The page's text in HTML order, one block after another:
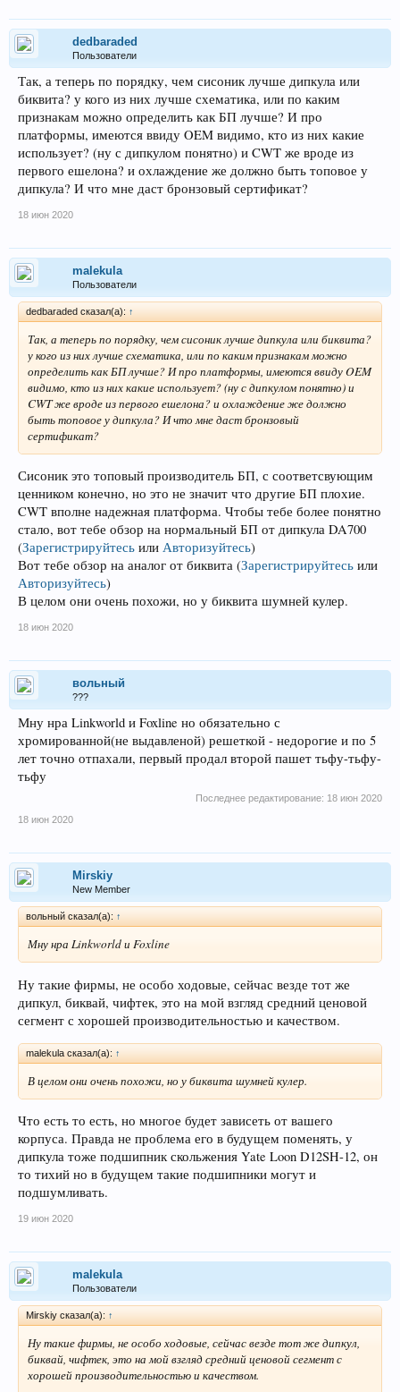
dedbaraded
Пользователи
Так, а теперь по порядку, чем сисоник лучше дипкула или
биквита? у кого из них лучше схематика, или по каким
признакам можно определить как БП лучше? И про
платформы, имеются ввиду OEM видимо, кто из них какие
использует? (ну с дипкулом понятно) и CWT же вроде из
первого ешелона? и охлаждение же должно быть топовое у
дипкула? И что мне даст бронзовый сертификат?
18 июн 2020
malekula
Пользователи
dedbaraded сказал(а): ↑
Так, а теперь по порядку, чем сисоник лучше дипкула или биквита?
у кого из них лучше схематика, или по каким признакам можно
определить как БП лучше? И про платформы, имеются ввиду OEM
видимо, кто из них какие использует? (ну с дипкулом понятно) и
CWT же вроде из первого ешелона? и охлаждение же должно
быть топовое у дипкула? И что мне даст бронзовый
сертификат?
Сисоник это топовый производитель БП, с соответсвующим
ценником конечно, но это не значит что другие БП плохие.
CWT вполне надежная платформа. Чтобы тебе более понятно
стало, вот тебе обзор на нормальный БП от дипкула DA700
(Зарегистрируйтесь или Авторизуйтесь)
Вот тебе обзор на аналог от биквита (Зарегистрируйтесь или
Авторизуйтесь)
В целом они очень похожи, но у биквита шумней кулер.
18 июн 2020
вольный
???
Мну нра Linkworld и Foxline но обязательно с
хромированной(не выдавленой) решеткой - недорогие и по 5
лет точно отпахали, первый продал второй пашет тьфу-тьфу-
тьфу
Последнее редактирование: 18 июн 2020
18 июн 2020
Mirskiy
New Member
вольный сказал(а): ↑
Мну нра Linkworld и Foxline
Ну такие фирмы, не особо ходовые, сейчас везде тот же
дипкул, биквай, чифтек, это на мой взгляд средний ценовой
сегмент с хорошей производительностью и качеством.
malekula сказал(а): ↑
В целом они очень похожи, но у биквита шумней кулер.
Что есть то есть, но многое будет зависеть от вашего
корпуса. Правда не проблема его в будущем поменять, у
дипкула тоже подшипник скольжения Yate Loon D12SH-12, он
то тихий но в будущем такие подшипники могут и
подшумливать.
19 июн 2020
malekula
Пользователи
Mirskiy сказал(а): ↑
Ну такие фирмы, не особо ходовые, сейчас везде тот же дипкул,
биквай, чифтек, это на мой взгляд средний ценовой сегмент с
хорошей производительностью и качеством.